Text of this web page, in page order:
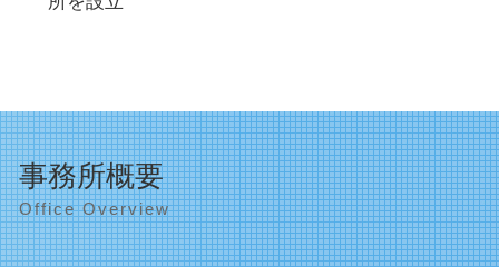
事務所概要
Office Overview